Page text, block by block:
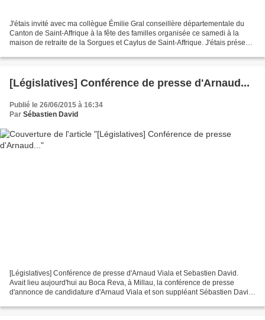
J'étais invité avec ma collègue Émilie Gral conseillère départementale du
Canton de Saint-Affrique à la fête des familles organisée ce samedi à la
maison de retraite de la Sorgues et Caylus de Saint-Affrique. J'étais présent
[Législatives] Conférence de presse d'Arnaud...
Publié le 26/06/2015 à 16:34
Par Sébastien David
[Législatives] Conférence de presse d'Arnaud Viala et Sebastien David.
Avait lieu aujourd'hui au Boca Reva, à Millau, la conférence de presse
d'annonce de candidature d'Arnaud Viala et son suppléant Sébastien David